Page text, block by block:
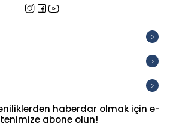
haberdar olmak için e-
abone olun!